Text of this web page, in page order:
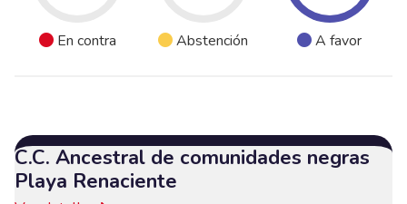
En contra Abstención A favor
C.C. Ancestral de comunidades negras
Playa Renaciente